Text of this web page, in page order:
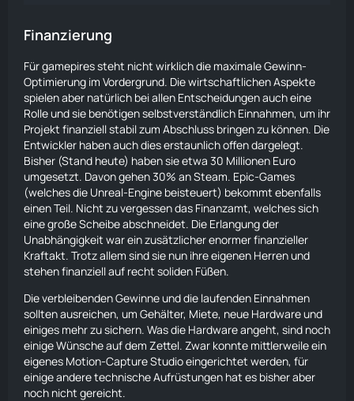
Finanzierung
Für gamepires steht nicht wirklich die maximale Gewinn-
Optimierung im Vordergrund. Die wirtschaftlichen Aspekte
spielen aber natürlich bei allen Entscheidungen auch eine
Rolle und sie benötigen selbstverständlich Einnahmen, um ihr
Projekt finanziell stabil zum Abschluss bringen zu können. Die
Entwickler haben auch dies erstaunlich offen dargelegt.
Bisher (Stand heute) haben sie etwa 30 Millionen Euro
umgesetzt. Davon gehen 30% an Steam. Epic-Games
(welches die Unreal-Engine beisteuert) bekommt ebenfalls
einen Teil. Nicht zu vergessen das Finanzamt, welches sich
eine große Scheibe abschneidet. Die Erlangung der
Unabhängigkeit war ein zusätzlicher enormer finanzieller
Kraftakt. Trotz allem sind sie nun ihre eigenen Herren und
stehen finanziell auf recht soliden Füßen.
Die verbleibenden Gewinne und die laufenden Einnahmen
sollten ausreichen, um Gehälter, Miete, neue Hardware und
einiges mehr zu sichern. Was die Hardware angeht, sind noch
einige Wünsche auf dem Zettel. Zwar konnte mittlerweile ein
eigenes Motion-Capture Studio eingerichtet werden, für
einige andere technische Aufrüstungen hat es bisher aber
noch nicht gereicht.